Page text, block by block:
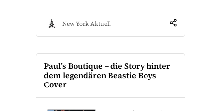
New York Aktuell
Paul’s Boutique – die Story hinter
dem legendären Beastie Boys
Cover